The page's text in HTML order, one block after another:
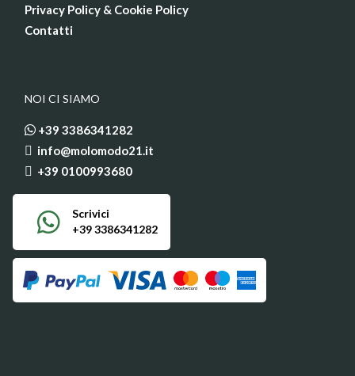
Privacy Policy & Cookie Policy
Contatti
NOI CI SIAMO
+39 3386341282
info@molomodo21.it
+39 0100993680
Scrivici
+39 3386341282